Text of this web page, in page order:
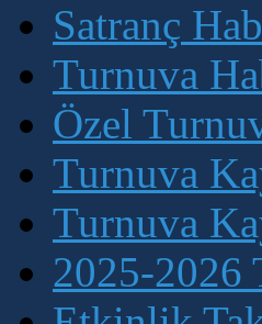
Satranç
Turnuva
Özel
Turnuva
Turnuva
2025-2026